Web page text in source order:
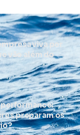
viva por
vão além do
preparam os